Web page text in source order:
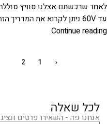
עד 60V ניתן לקרוא את המדריך הזה. ...
Continue reading
‹
1
2
לכל שאלה
אנחנו פה - השאירו פרטים